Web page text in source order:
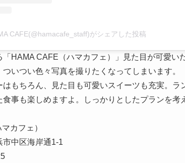
CAFE(@hamacafe_staff)がシェアした投稿
「HAMA CAFE（ハマカフェ）」見た目が可愛い
いつい色々写真を撮りたくなってしまいます。
はもちろん、見た目も可愛いスイーツも充実。
食事も楽しめますよ。しっかりとしたプランを
カフェ）
市中区海岸通1-1